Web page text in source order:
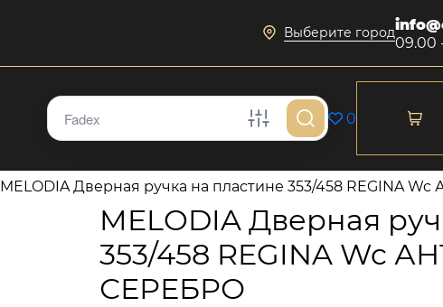
Выберите город
09.00
0
MELODIA Дверная ручка на пластине 353/458 REGINA
MELODIA Дверная
353/458 REGINA Wc
СЕРЕБРО